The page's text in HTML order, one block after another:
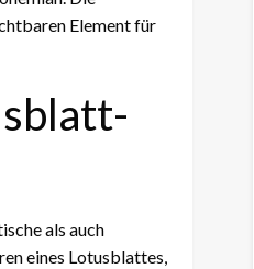
Element für
als auch
eines Lotusblattes,